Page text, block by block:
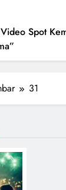
Spot
31